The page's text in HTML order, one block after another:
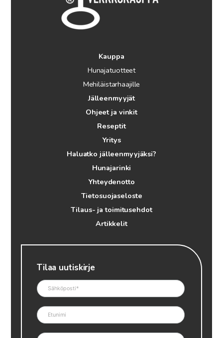
Kauppa
Hunajatuotteet
Mehiläistarhaajille
Jälleenmyyjät
Ohjeet ja vinkit
Reseptit
Yritys
Haluatko jälleenmyyjäksi?
Hunajarinki
Yhteydenotto
Tietosuojaseloste
Tilaus- ja toimitusehdot
Artikkelit
Tilaa uutiskirje